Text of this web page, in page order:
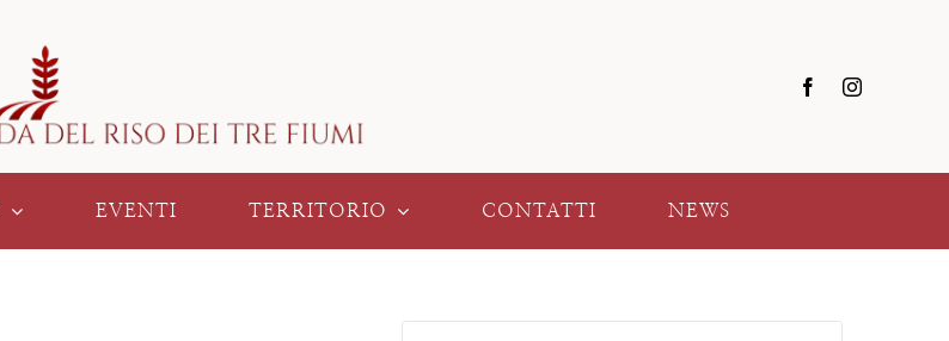
EVENTI TERRITORIO CONTATTI NEWS